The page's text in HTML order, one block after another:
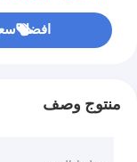
افضل
منتوج وصف